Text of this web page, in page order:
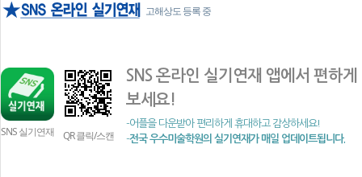
고해상도 등록 중
SNS 실기연재 QR 클릭/스캔
SNS 온라인 실기연재 앱에서 편하게
보세요!
-어플을 다운받아 편리하게 휴대하고 감상하세요!
-전국 우수미술학원의 실기연재가 매일 업데이트됩니다.